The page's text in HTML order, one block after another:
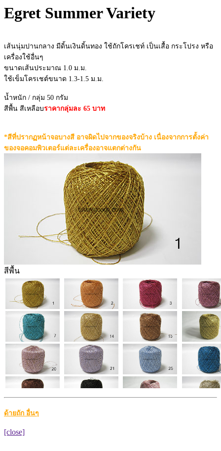
Egret Summer Variety
เส้นนุ่มปานกลาง มีดิ้นเงินดิ้นทอง ใช้ถักโครเชท์ เป็นเสื้อ กระโปรง หรือ
เครื่องใช้อื่นๆ
ขนาดเส้นประมาณ 1.0 ม.ม.
ใช้เข็มโครเชต์ขนาด 1.3-1.5 ม.ม.
น้ำหนัก / กลุ่ม 50 กรัม
สีพื้น สีเหลือบราคากลุ่มละ 65 บาท
*สีที่ปรากฏหน้าจอบางสี อาจผิดไปจากของจริงบ้าง เนื่องจากการตั้งค่า
ของจอคอมพิวเตอร์แต่ละเครื่องอาจแตกต่างกัน
สีพื้น
สีเหลือบ
ด้ายถัก อื่นๆ
[close]